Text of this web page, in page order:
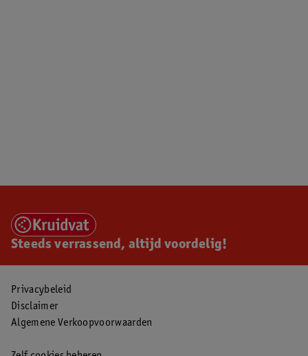
Steeds verrassend, altijd voordelig!
Privacybeleid
Disclaimer
Algemene Verkoopvoorwaarden